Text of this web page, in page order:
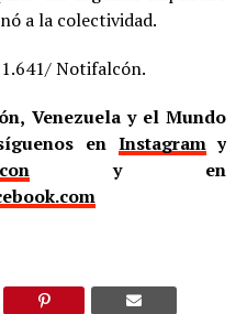
a la colectividad.
Notifalcón.
Venezuela y el Mundo
en Instagramy
y en